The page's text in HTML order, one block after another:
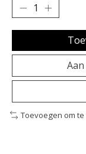
Toevoegen om